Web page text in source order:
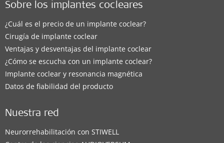
Sobre los implantes cocleares
¿Cuál es el precio de un implante coclear?
Cirugía de implante coclear
Ventajas y desventajas del implante coclear
¿Cómo se escucha con un implante coclear?
Implante coclear y resonancia magnética
Datos de fiabilidad del producto
Nuestra red
Neurorrehabilitación con STIWELL